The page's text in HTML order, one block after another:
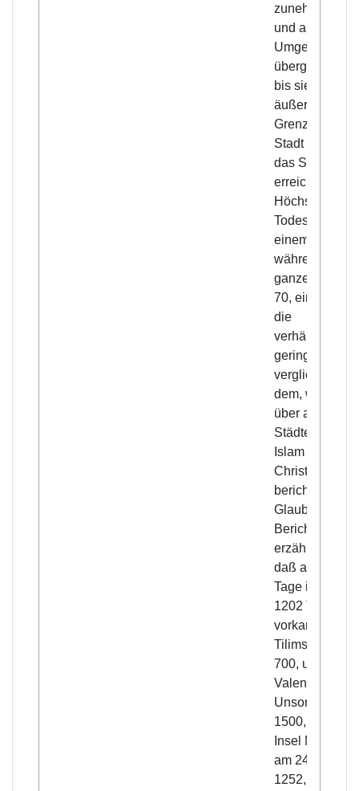
zunehmend,
und auf die
Umgebung
übergreifend,
bis sie die
äußeren
Grenzen der
Stadt und
das
erreichte. Die
Höchstzahl an
Todesfällen an
einem Tage
während der
ganzen Zeit
70, eine Zahl,
die
gering ist
verglichen mit
dem, was uns
über andere
Städte des
Islam und der
Christen
berichtet
Glaubwürdige
erzählten uns,
daß an einem
Tage in Tunis
1202
vorkamen, in
Tilimsan über
700, unlägst in
Valencia am
Unsoratag
1500, auf der
Insel Mallorca
am 24. Mai
1252, wo die